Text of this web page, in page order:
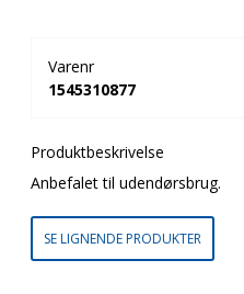
Varenr
1545310877
Produktbeskrivelse
Anbefalet til udendørsbrug.
SE LIGNENDE PRODUKTER